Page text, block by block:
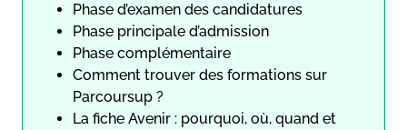
Phase d’examen des candidatures
Phase principale d’admission
Phase complémentaire
Comment trouver des formations sur
Parcoursup ?
La fiche Avenir : pourquoi, où, quand et